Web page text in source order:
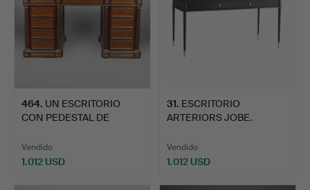
464. UN ESCRITORIO
CON PEDESTAL DE
Vendido
1.012 USD
31. ESCRITORIO
ARTERIORS JOBE.
Vendido
1.012 USD